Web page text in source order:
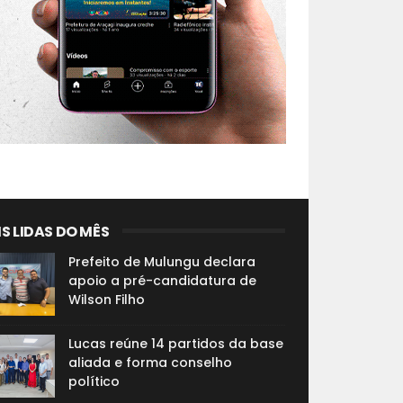
LIDAS DO MÊS
Prefeito de Mulungu declara
apoio a pré-candidatura de
Wilson Filho
Lucas reúne 14 partidos da base
aliada e forma conselho
político